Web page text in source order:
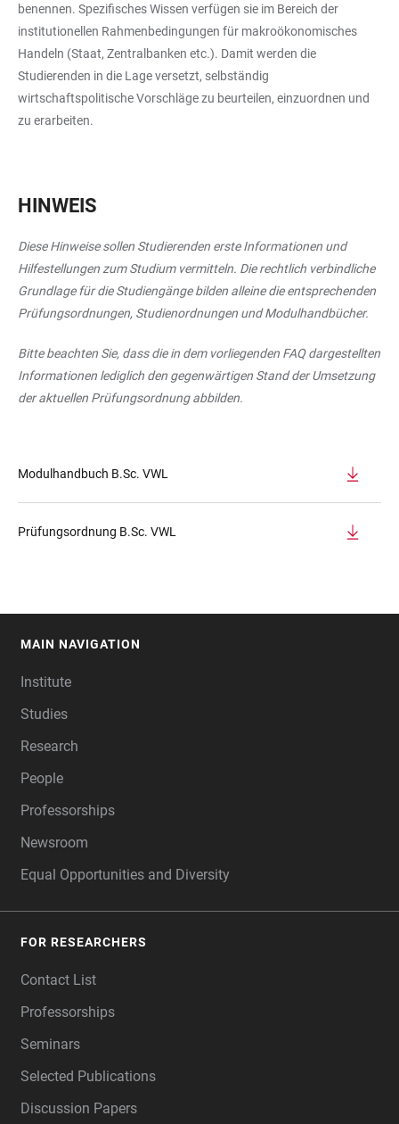
benennen. Spezifisches Wissen verfügen sie im Bereich der
institutionellen Rahmenbedingungen für makroökonomisches
Handeln (Staat, Zentralbanken etc.). Damit werden die
Studierenden in die Lage versetzt, selbständig
wirtschaftspolitische Vorschläge zu beurteilen, einzuordnen und
zu erarbeiten.
HINWEIS
Diese Hinweise sollen Studierenden erste Informationen und
Hilfestellungen zum Studium vermitteln. Die rechtlich verbindliche
Grundlage für die Studiengänge bilden alleine die entsprechenden
Prüfungsordnungen, Studienordnungen und Modulhandbücher.
Bitte beachten Sie, dass die in dem vorliegenden FAQ dargestellten
Informationen lediglich den gegenwärtigen Stand der Umsetzung
der aktuellen Prüfungsordnung abbilden.
Modulhandbuch B.Sc. VWL
Prüfungsordnung B.Sc. VWL
MAIN NAVIGATION
Institute
Studies
Research
People
Professorships
Newsroom
Equal Opportunities and Diversity
FOR RESEARCHERS
Contact List
Professorships
Seminars
Selected Publications
Discussion Papers